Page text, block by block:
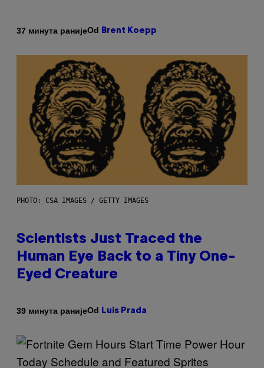
37 минута ранијеOd Brent Koepp
PHOTO: CSA IMAGES / GETTY IMAGES
Scientists Just Traced the
Human Eye Back to a Tiny One-
Eyed Creature
39 минута ранијеOd Luis Prada